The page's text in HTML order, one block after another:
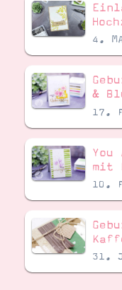
Angebote
Demonstrator
Blog
Gutscheine
Produkte
Über mich
Tipps &
4.
&
17.
You
mit
10.
31.